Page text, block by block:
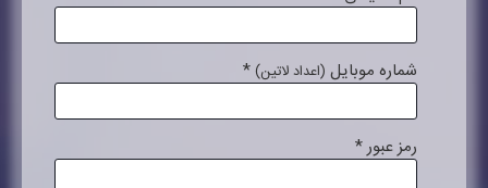
شماره موبایل (اعداد لاتین) *
رمز عبور*